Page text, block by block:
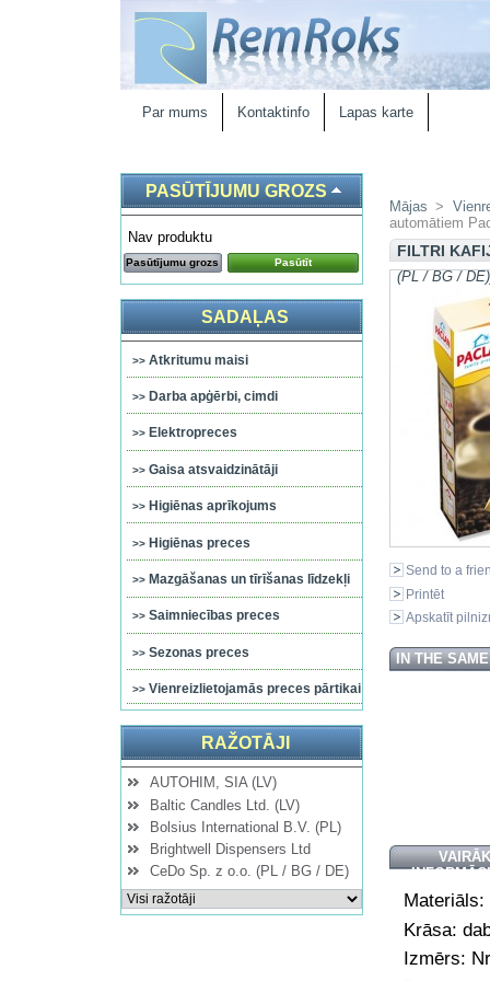
Par mums Kontaktinfo Lapas karte
PASŪTĪJUMU GROZS
Nav produktu
Pasūtījumu grozs Pasūtīt
SADAĻAS
Atkritumu maisi
Darba apģērbi, cimdi
Elektropreces
Gaisa atsvaidzinātāji
Higiēnas aprīkojums
Higiēnas preces
Mazgāšanas un tīrīšanas līdzekļi
Saimniecības preces
Sezonas preces
Vienreizlietojamās preces pārtikai
RAŽOTĀJI
AUTOHIM, SIA (LV)
Baltic Candles Ltd. (LV)
Bolsius International B.V. (PL)
Brightwell Dispensers Ltd
CeDo Sp. z o.o. (PL / BG / DE)
Mājas >
automātiem
FILTRI
(PL / BG /
Send to a
Printēt
Apskatīt
IN THE
VAIRĀK
Materiāls:
Krāsa:
Izmērs: